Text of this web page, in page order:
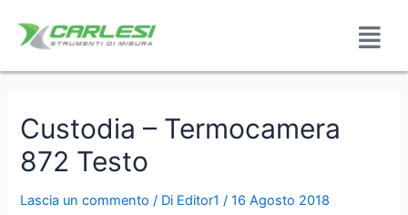
Custodia – Termocamera
872 Testo
Lascia un commento / Di Editor1 /16 Agosto 2018